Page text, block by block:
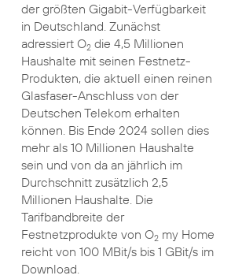
der größten Gigabit-Verfügbarkeit
in Deutschland. Zunächst
adressiert O2die 4,5 Millionen
Haushalte mit seinen Festnetz-
Produkten, die aktuell einen reinen
Glasfaser-Anschluss von der
Deutschen Telekom erhalten
können. Bis Ende 2024 sollen dies
mehr als 10 Millionen Haushalte
sein und von da an jährlich im
Durchschnitt zusätzlich 2,5
Millionen Haushalte. Die
Tarifbandbreite der
Festnetzprodukte von O2my Home
reicht von 100 MBit/s bis 1 GBit/s im
Download.